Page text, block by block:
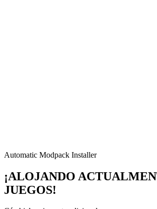
Automatic Modpack Installer
¡ALOJANDO
JUEGOS!